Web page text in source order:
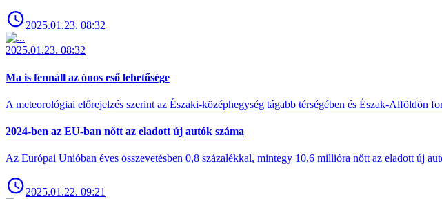
2025.01.23. 08:32
2025.01.23. 08:32
Ma is fennáll az ónos eső lehetősége
A meteorológiai előrejelzés szerint az Északi-középhegység tágabb térségében és Észak-Alföldön
2024-ben az EU-ban nőtt az eladott új autók száma
Az Európai Unióban éves összevetésben 0,8 százalékkal, mintegy 10,6 millióra nőtt az eladott új
2025.01.22. 09:21